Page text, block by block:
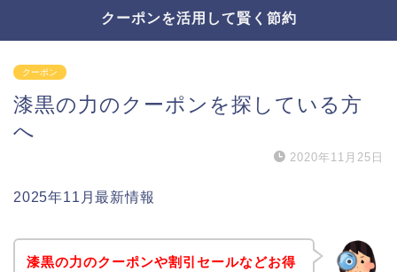
クーポンを活用して賢く節約
クーポン
漆黒の力のクーポンを探している方
へ
2020年11月25日
2025年11月最新情報
漆黒の力のクーポンや割引セールなどお得